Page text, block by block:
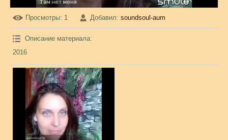
Просмотры: 1 Добавил: soundsoul-aum
Описание материала:
2016